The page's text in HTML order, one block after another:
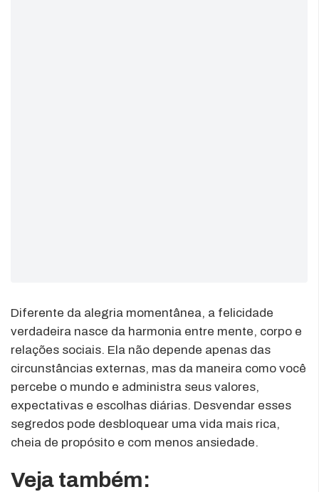
Diferente da alegria momentânea, a felicidade
verdadeira nasce da harmonia entre mente, corpo e
relações sociais. Ela não depende apenas das
circunstâncias externas, mas da maneira como você
percebe o mundo e administra seus valores,
expectativas e escolhas diárias. Desvendar esses
segredos pode desbloquear uma vida mais rica,
cheia de propósito e com menos ansiedade.
Veja também: